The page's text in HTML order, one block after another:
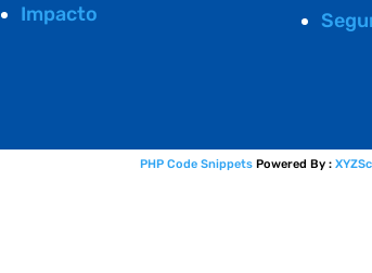
Impacto
PHP Code Snippets Powered By :